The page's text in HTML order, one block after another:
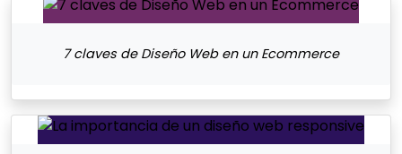
7 claves de Diseño Web en un Ecommerce